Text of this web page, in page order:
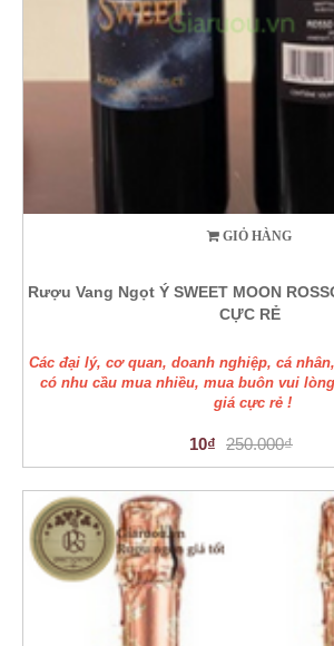
GIỎ HÀNG
Rượu Vang Ngọt Ý SWEET MOON
CỰC RẺ
Các đại lý, cơ quan, doanh nghiệp, cá
có nhu cầu mua nhiều, mua buôn vui
giá cực rẻ !
10₫ 250.000₫